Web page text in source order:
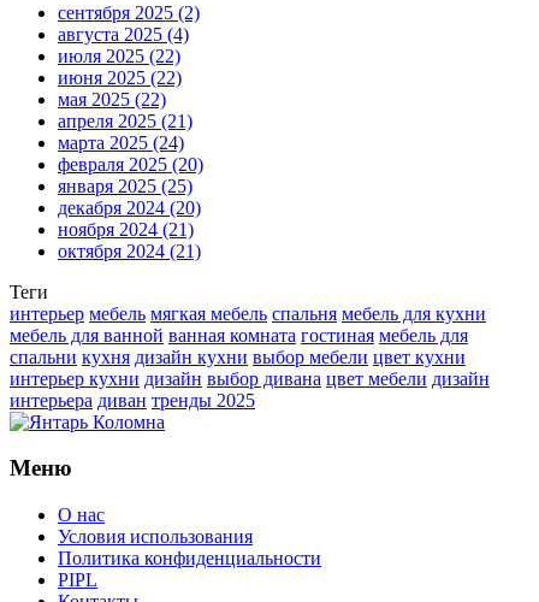
сентября 2025 (2)
августа 2025 (4)
июля 2025 (22)
июня 2025 (22)
мая 2025 (22)
апреля 2025 (21)
марта 2025 (24)
февраля 2025 (20)
января 2025 (25)
декабря 2024 (20)
ноября 2024 (21)
октября 2024 (21)
Теги
интерьер мебель мягкая мебель спальня мебель для кухни
мебель для ванной ванная комната гостиная мебель для
спальни кухня дизайн кухни выбор мебели цвет кухни
интерьер кухни дизайн выбор дивана цвет мебели дизайн
интерьера диван тренды 2025
Меню
О нас
Условия использования
Политика конфиденциальности
PIPL